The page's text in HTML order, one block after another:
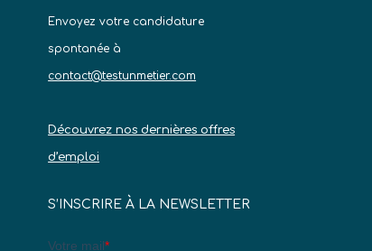
Envoyez votre candidature
spontanée à
contact@testunmetier.com
Découvrez nos dernières offres
d’emploi
S’INSCRIRE À LA NEWSLETTER